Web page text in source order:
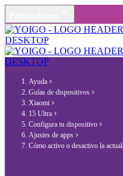
Ayuda
Guías de dispositivos
Xiaomi
15 Ultra
Configura tu dispositivo
Ajustes de apps
Cómo activo o desactivo la